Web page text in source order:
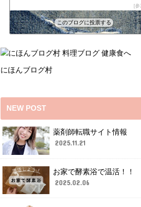
美容で健康・遊びや趣味と車で毎日楽しい生活サ
1101位 しらゆき日記
1102位 miyamixxの戦略的井戸端会議
参
このブログに投票する
にほんブログ村
NEW POST
薬剤師転職サイト情報
2025.11.21
お家で酵素浴で温活！！
2025.02.06